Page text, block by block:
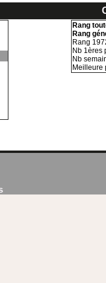
Rang
Rang
Rang
Nb 1ères
Nb
Meilleure